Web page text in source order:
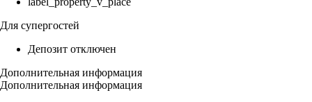
Для супергостей
Депозит отключен
Дополнительная информация
Дополнительная информация